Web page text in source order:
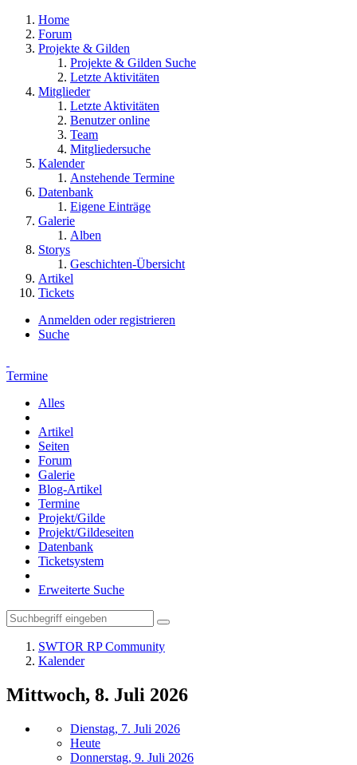
Home
Forum
Projekte & Gilden
Projekte & Gilden Suche
Letzte Aktivitäten
Mitglieder
Letzte Aktivitäten
Benutzer online
Team
Mitgliedersuche
Kalender
Anstehende Termine
Datenbank
Eigene Einträge
Galerie
Alben
Storys
Geschichten-Übersicht
Artikel
Tickets
Anmelden oder registrieren
Suche
Termine
Alles
Artikel
Seiten
Forum
Galerie
Blog-Artikel
Termine
Projekt/Gilde
Projekt/Gildeseiten
Datenbank
Ticketsystem
Erweiterte Suche
SWTOR RP Community
Kalender
Mittwoch, 8. Juli 2026
Dienstag, 7. Juli 2026
Heute
Donnerstag, 9. Juli 2026